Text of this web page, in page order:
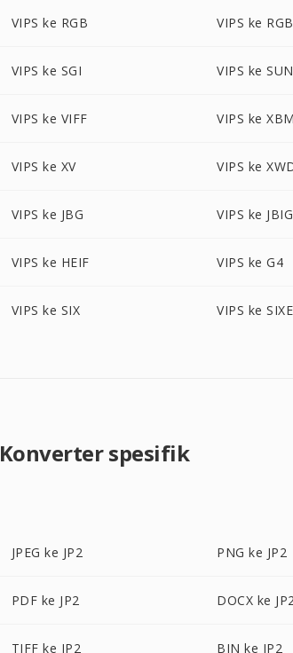
VIPS ke RGB VIPS ke
VIPS ke SGI VIPS ke SUN
VIPS ke VIFF VIPS ke
VIPS ke XV VIPS ke
VIPS ke JBG VIPS ke JBIG
VIPS ke HEIF VIPS ke G4
VIPS ke SIX VIPS ke
Konverter spesifik
JPEG ke JP2 PNG ke JP2
PDF ke JP2 DOCX ke
TIFF ke JP2 BIN ke JP2